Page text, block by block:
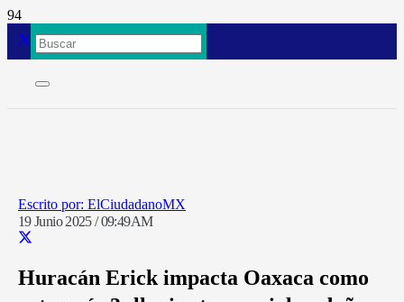
ElCiudadanoMX
19 Junio 2025 / 09:49AM
Huracán Erick impacta Oaxaca como